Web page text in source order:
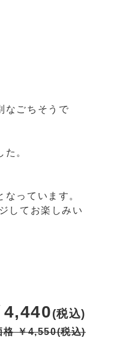
なごちそうで
。
っています。
してお楽しみい
(税込)
格 ￥4,550(税込)